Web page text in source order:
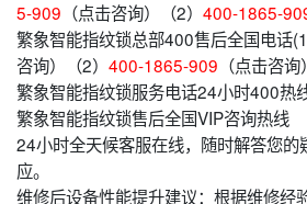
5-909 （点击咨询）（2） 400-1865-
繁象智能指纹锁总部400售后全国电话
咨询）（2） 400-1865-909 （点击咨询）
繁象智能指纹锁服务电话24小时400热
繁象智能指纹锁售后全国VIP咨询热线
24小时全天候客服在线，随时解答您的
应。
维修后设备性能提升建议：根据维修经